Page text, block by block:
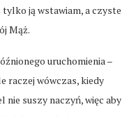
tylko ją wstawiam, a czyste
Mąż.
uruchomienia –
raczej wówczas, kiedy
nie suszy naczyń, więc aby